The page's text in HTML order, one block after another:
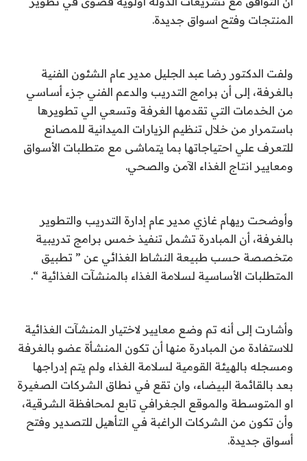
المنتجات وفتح اسواق جديدة.
ولفت الدكتور رضا عبد الجليل مدير عام الشئون الفنية
بالغرفة، إلى أن برامج التدريب والدعم الفني جزء أساسي
من الخدمات التي تقدمها الغرفة وتسعي الي تطويرها
باستمرار من خلال تنظيم الزيارات الميدانية للمصانع
للتعرف علي احتياجاتها بما يتماشى مع متطلبات الأسواق
ومعايير انتاج الغذاء الآمن والصحي.
وأوضحت ريهام غازي مدير عام إدارة التدريب والتطوير
بالغرفة، أن المبادرة تشمل تنفيذ خمس برامج تدريبية
متخصصة حسب طبيعة النشاط الغذائي عن ” تطبيق
المتطلبات الأساسية لسلامة الغذاء بالمنشآت الغذائية “.
وأشارت إلى أنه تم وضع معايير لاختيار المنشآت الغذائية
للاستفادة من المبادرة منها أن تكون المنشأة عضو بالغرفة
ومسجله بالهيئة القومية لسلامة الغذاء ولم يتم إدراجها
بعد بالقائمة البيضاء، وان تقع في نطاق الشركات الصغيرة
او المتوسطة والموقع الجغرافي تابع لمحافظة الشرقية،
وأن تكون من الشركات الراغبة في التأهيل للتصدير وفتح
أسواق جديدة.